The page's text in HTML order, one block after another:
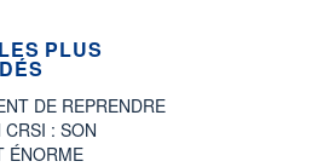
PLUS
DE REPRENDRE
: SON
ÉNORME